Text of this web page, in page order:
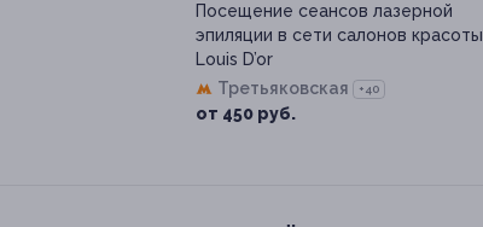
Посещение сеансов лазерной
эпиляции в сети салонов красоты
Louis D’or
Третьяковская
+40
от 450 руб.